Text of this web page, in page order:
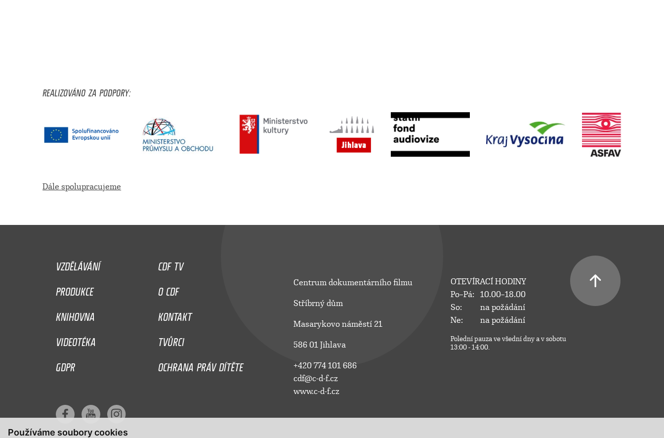
Používáme soubory cookies
REALIZOVÁNO ZA PODPORY:
Dále spolupracujeme
VZDĚLÁVÁNÍ
CDF TV
PRODUKCE
O CDF
KNIHOVNA
KONTAKT
VIDEOTÉKA
TVŮRCI
GDPR
OCHRANA PRÁV DÍTĚTE
Centrum dokumentárního filmu
Stříbrný dům
Masarykovo náměstí 21
586 01 Jihlava
+420 774 101 686
cdf@c-d-f.cz
www.c-d-f.cz
OTEVÍRACÍ HODINY
Po–Pá:
10.00–18.00
So:
na požádání
Ne:
na požádání
Polední pauza ve všední dny a v sobotu
13:00 - 14:00.